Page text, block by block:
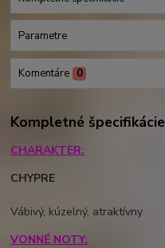
Parametre
Komentáre 0
Kompletné špecifikácie
CHARAKTER:
CHYPRE
Vábivý, kúzelný, atraktívny
VONNÉ NOTY: